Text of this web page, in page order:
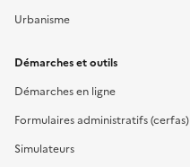
Urbanisme
Démarches et outils
Démarches en ligne
Formulaires administratifs (cerfas)
Simulateurs